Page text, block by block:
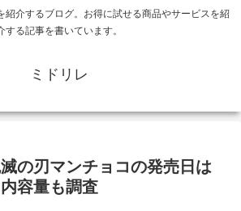
紹介するブログ。お得に試せる商品やサービスを紹
する記事を書いています。
ミドリレ
の刃マンチョコの発売日は
容量も調査